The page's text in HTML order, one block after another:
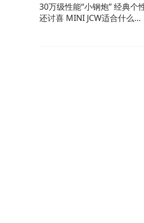
30万级性能“小钢炮” 经典个
还讨喜 MINI JCW适合什么人